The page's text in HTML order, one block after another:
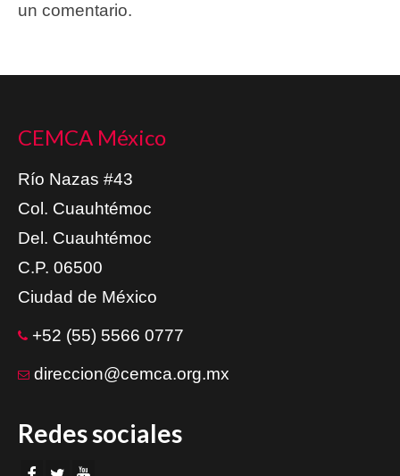
un comentario.
CEMCA México
Río Nazas #43
Col. Cuauhtémoc
Del. Cuauhtémoc
C.P. 06500
Ciudad de México
+52 (55) 5566 0777
direccion@cemca.org.mx
Redes sociales